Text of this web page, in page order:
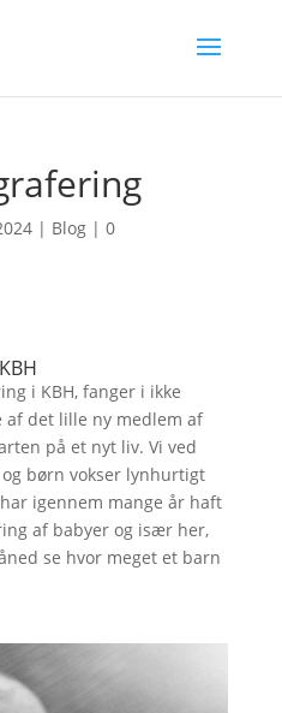
| Blog| 0
i KBH, fanger i ikke
det lille ny medlem af
på et nyt liv. Vi ved
børn vokser lynhurtigt
igennem mange år haft
af babyer og især her,
se hvor meget et barn